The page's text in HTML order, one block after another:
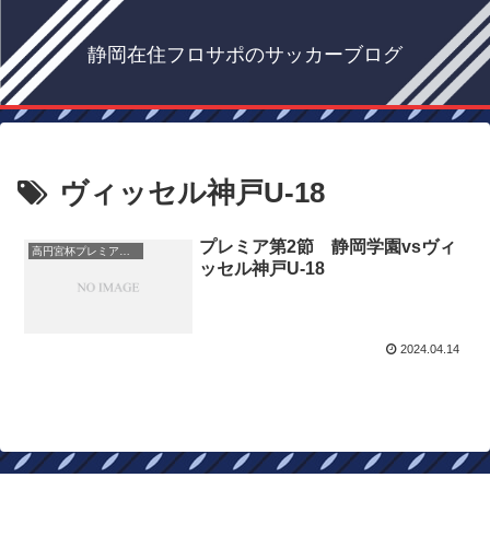
静岡在住フロサポのサッカーブログ
ヴィッセル神戸U-18
プレミア第2節 静岡学園vsヴィ
ッセル神戸U-18
2024.04.14